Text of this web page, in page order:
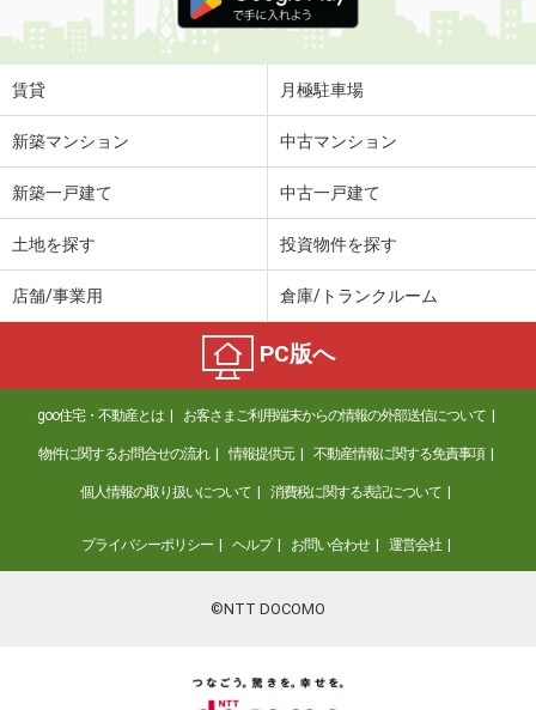
賃貸 月極駐車場
新築マンション 中古マンション
新築一戸建て 中古一戸建て
土地を探す 投資物件を探す
店舗/事業用 倉庫/トランクルーム
PC版へ
goo住宅・不動産とは お客さまご利用端末からの情報の外部送信について
物件に関するお問合せの流れ 情報提供元 不動産情報に関する免責事項
個人情報の取り扱いについて 消費税に関する表記について
プライバシーポリシー ヘルプ お問い合わせ 運営会社
©NTT DOCOMO